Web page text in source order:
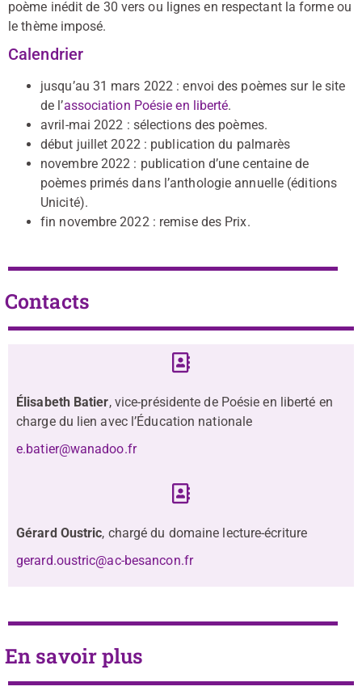
poème inédit de 30 vers ou lignesen respectant la forme ou
le thème imposé.
Calendrier
jusqu’au 31 mars 2022 : envoi des poèmes sur le site
de l’association Poésie en liberté.
avril-mai 2022 : sélections des poèmes.
début juillet 2022 : publication du palmarès
novembre 2022 : publication dʼune centaine de
poèmes primés dans lʼanthologie annuelle (éditions
Unicité).
fin novembre 2022 : remise des Prix.
Contacts
Élisabeth Batier, vice-présidente de Poésie en liberté en
charge du lien avec l’Éducation nationale
e.batier@wanadoo.fr
Gérard Oustric, chargé du domaine lecture-écriture
gerard.oustric@ac-besancon.fr
En savoir plus